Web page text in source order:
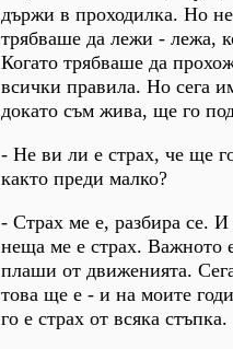
държи в проходилка. Но
трябваше да лежи - лежа,
Когато трябваше да
всички правила. Но сега
докато съм жива, ще го
- Не ви ли е страх, че ще
както преди малко?
- Страх ме е, разбира се.
неща ме е страх. Важното
плаши от движенията.
това ще е - и на моите
го е страх от всяка стъпка.